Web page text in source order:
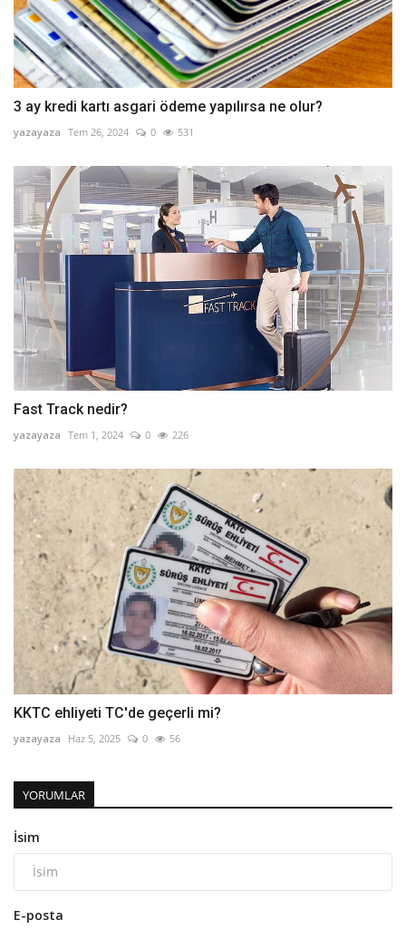
3 ay kredi kartı asgari ödeme yapılırsa ne olur?
yazayaza Tem 26, 2024 0 531
Fast Track nedir?
yazayaza Tem 1, 2024 0 226
KKTC ehliyeti TC'de geçerli mi?
yazayaza Haz 5, 2025 0 56
YORUMLAR
İsim
E-posta